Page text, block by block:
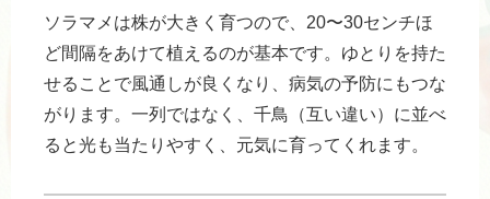
ソラマメは株が大きく育つので、20〜30センチほ
ど間隔をあけて植えるのが基本です。ゆとりを持た
せることで風通しが良くなり、病気の予防にもつな
がります。一列ではなく、千鳥（互い違い）に並べ
ると光も当たりやすく、元気に育ってくれます。